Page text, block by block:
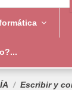
Escribir y